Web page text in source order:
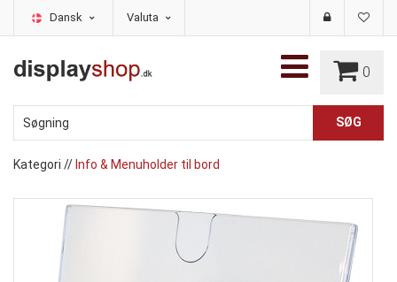
Dansk Valuta
0
Kategori // Info & Menuholder til bord